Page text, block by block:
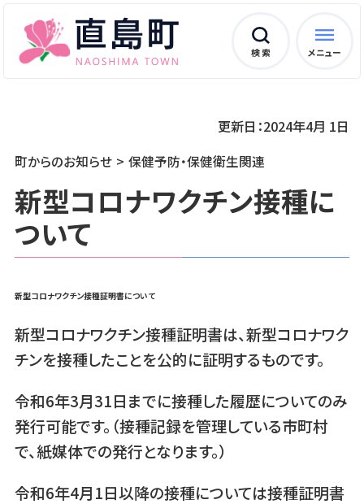
検 索 メニュー
町からのお知らせ 保健予防・保健衛生関連
更新日：2024年4月 1日
新型コロナワクチン接種に
ついて
新型コロナワクチン接種証明書について
新型コロナワクチン接種証明書は、新型コロナワク
チンを接種したことを公的に証明するものです。
令和6年3月31日までに接種した履歴についてのみ
発行可能です。（接種記録を管理している市町村
で、紙媒体での発行となります。）
令和6年4月1日以降の接種については接種証明書